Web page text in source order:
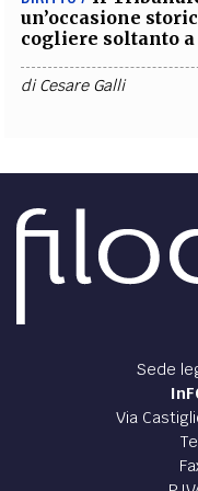
un’occasione
cogliere soltanto a
diCesare Galli
Sede
Via